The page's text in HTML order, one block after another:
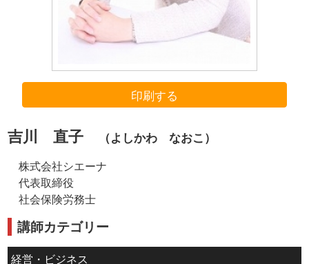
印刷する
吉川 直子 （よしかわ なおこ）
株式会社シエーナ
代表取締役
社会保険労務士
講師カテゴリー
経営・ビジネス